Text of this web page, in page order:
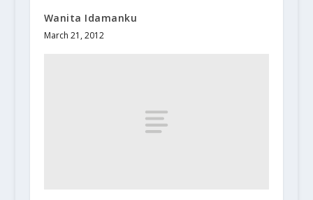
Wanita Idamanku
March 21, 2012